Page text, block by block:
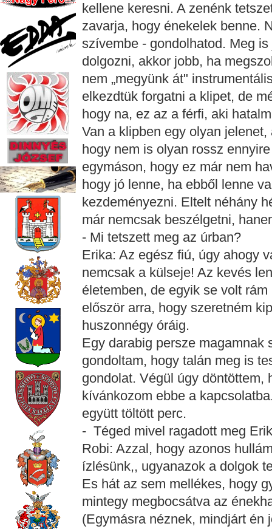
kellene keresni. A zenénk
zavarja, hogy énekelek benne.
szívembe - gondolhatod. Meg
dolgozni, akkor jobb, ha
nem „megyünk át"
elkezdtük forgatni a klipet, de
hogy na, ez az a férfi, aki
Van a klipben egy olyan
hogy nem is olyan rossz
egymáson, hogy ez már nem
hogy jó lenne, ha ebből lenne
kezdeményezni. Eltelt néhány
már nemcsak beszélgetni,
- Mi tetszett meg az úrban?
Erika: Az egész fiú, úgy ahogy
nemcsak a külseje! Az kevés
életemben, de egyik se volt
először arra, hogy szeretném
huszonnégy óráig.
Egy darabig persze magamnak
gondoltam, hogy talán meg is
gondolat. Végül úgy döntöttem,
kívánkozom ebbe a
együtt töltött perc.
- Téged mivel ragadott meg
Robi: Azzal, hogy azonos
ízlésünk,, ugyanazok a dolgok
Es hát az sem mellékes, hogy
mintegy megbocsátva az
(Egymásra néznek, mindjárt én